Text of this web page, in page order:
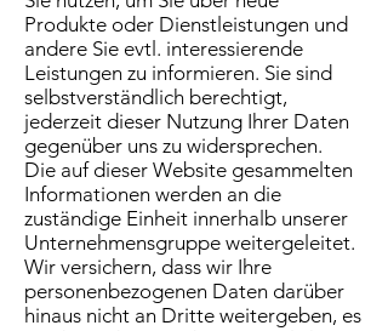
Produkte oder Dienstleistungen und
andere Sie evtl. interessierende
Leistungen zu informieren. Sie sind
selbstverständlich berechtigt,
jederzeit dieser Nutzung Ihrer Daten
gegenüber uns zu widersprechen.
Die auf dieser Website gesammelten
Informationen werden an die
zuständige Einheit innerhalb unserer
Unternehmensgruppe weitergeleitet.
Wir versichern, dass wir Ihre
personenbezogenen Daten darüber
hinaus nicht an Dritte weitergeben, es